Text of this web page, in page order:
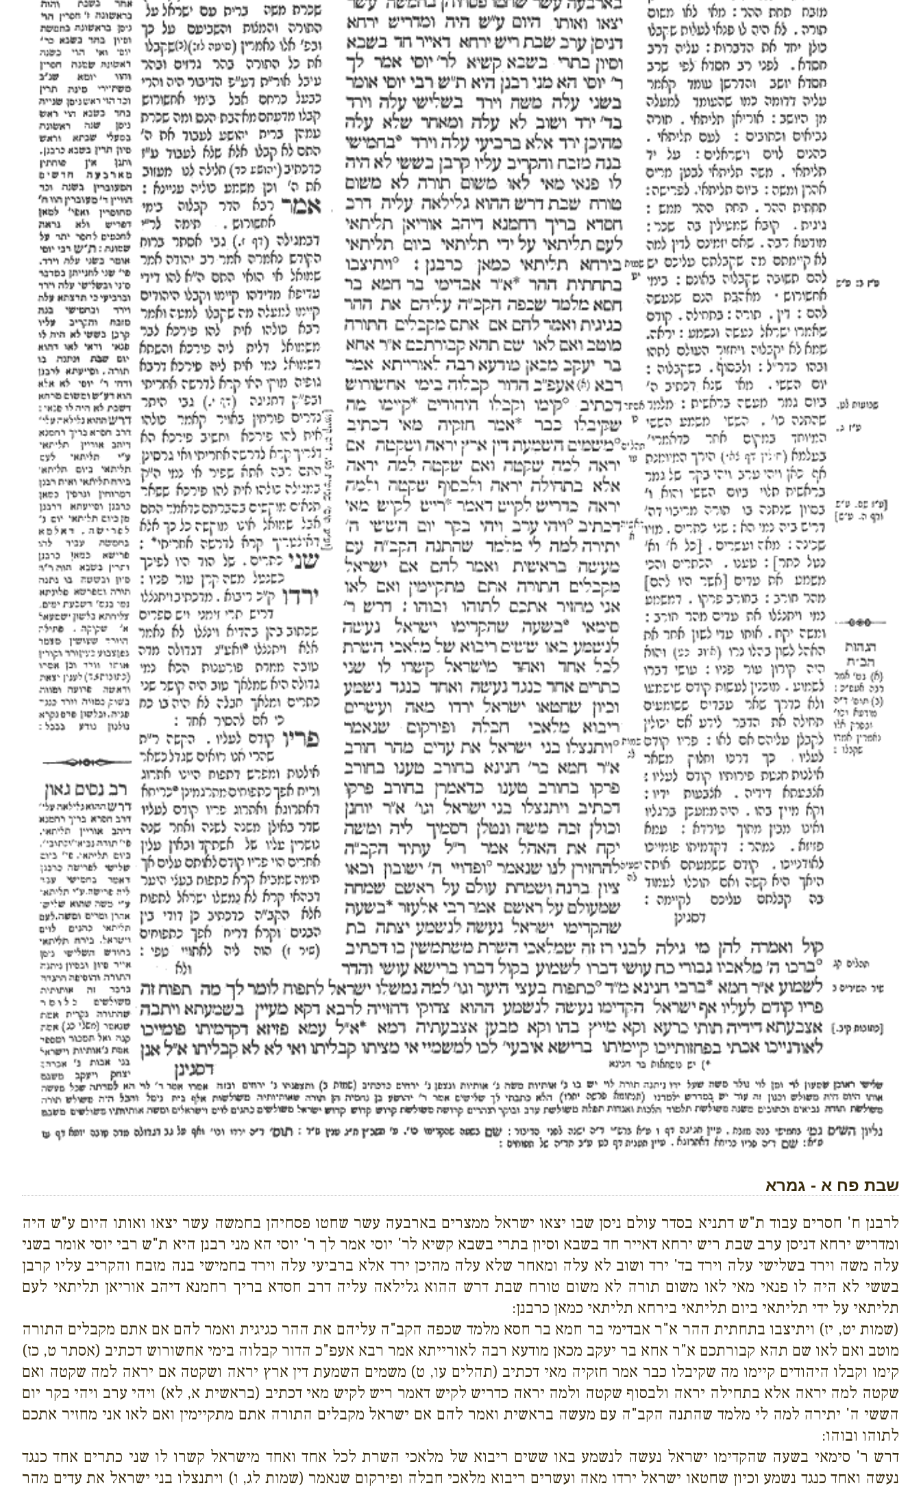
שבת פח א - גמרא
לרבנן ח' חסרים עבוד ת"ש דתניא בסדר עולם ניסן שבו יצאו ישראל ממצרים בארבעה עשר שחטו פסחיהן בחמשה עשר יצאו ואותו היום ע"ש היה
ומדריש ירחא דניסן ערב שבת ריש ירחא דאייר חד בשבא וסיון בתרי בשבא קשיא לר' יוסי אמר לך ר' יוסי הא מני רבנן היא ת"ש רבי יוסי אומר בשני
עלה משה וירד בשלישי עלה וירד בד' ירד ושוב לא עלה ומאחר שלא עלה מהיכן ירד אלא ברביעי עלה וירד בחמישי בנה מזבח והקריב עליו קרבן
בששי לא היה לו פנאי מאי לאו משום תורה לא משום טורח שבת דרש ההוא גלילאה עליה דרב חסדא בריך רחמנא דיהב אוריאן תליתאי לעם
תליתאי על ידי תליתאי ביום תליתאי בירחא תליתאי כמאן כרבנן:
(שמות יט, יז) ויתיצבו בתחתית ההר א"ר אבדימי בר חמא בר חסא מלמד שכפה הקב"ה עליהם את ההר כגיגית ואמר להם אם אתם מקבלים התורה
מוטב ואם לאו שם תהא קבורתכם א"ר אחא בר יעקב מכאן מודעא רבה לאורייתא אמר רבא אעפ"כ הדור קבלוה בימי אחשורוש דכתיב (אסתר ט, כז)
קימו וקבלו היהודים קיימו מה שקיבלו כבר אמר חזקיה מאי דכתיב (תהלים עו, ט) משמים השמעת דין ארץ יראה ושקטה אם יראה למה שקטה ואם
שקטה למה יראה אלא בתחילה יראה ולבסוף שקטה ולמה יראה כדריש לקיש דאמר ריש לקיש מאי דכתיב (בראשית א, לא) ויהי ערב ויהי בקר יום
הששי ה' יתירה למה לי מלמד שהתנה הקב"ה עם מעשה בראשית ואמר להם אם ישראל מקבלים התורה אתם מתקיימין ואם לאו אני מחזיר אתכם
לתוהו ובוהו:
דרש ר' סימאי בשעה שהקדימו ישראל נעשה לנשמע באו ששים ריבוא של מלאכי השרת לכל אחד ואחד מישראל קשרו לו שני כתרים אחד כנגד
נעשה ואחד כנגד נשמע וכיון שחטאו ישראל ירדו מאה ועשרים ריבוא מלאכי חבלה ופירקום שנאמר (שמות לג, ו) ויתנצלו בני ישראל את עדים מהר